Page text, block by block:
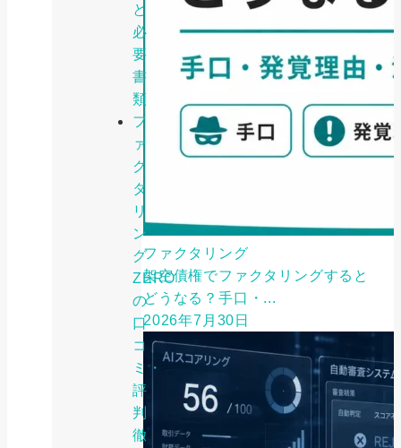
と
必
要
書
類
フ
ァ
ク
タ
リ
ン
グ
ZERO
の
口
コ
ミ・
評
判
徹
ファクタリング
架空債権でファクタリングすると
どうなる？手口・...
2026年7月30日